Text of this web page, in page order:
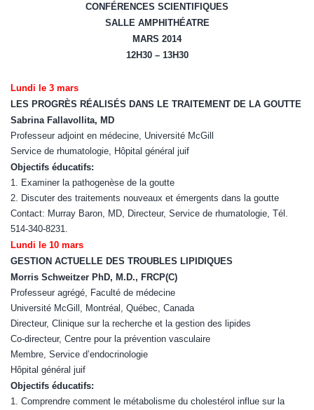
CONFÉRENCES SCIENTIFIQUES
SALLE AMPHITHÉATRE
MARS 2014
12H30 – 13H30
Lundi le 3 mars
LES PROGRÈS RÉALISÉS DANS LE TRAITEMENT DE LA GOUTTE
Sabrina Fallavollita, MD
Professeur adjoint en médecine, Université McGill
Service de rhumatologie, Hôpital général juif
Objectifs éducatifs:
1. Examiner la pathogenèse de la goutte
2. Discuter des traitements nouveaux et émergents dans la goutte
Contact: Murray Baron, MD, Directeur, Service de rhumatologie, Tél.
514-340-8231.
Lundi le 10 mars
GESTION ACTUELLE DES TROUBLES LIPIDIQUES
Morris Schweitzer PhD, M.D., FRCP(C)
Professeur agrégé, Faculté de médecine
Université McGill, Montréal, Québec, Canada
Directeur, Clinique sur la recherche et la gestion des lipides
Co-directeur, Centre pour la prévention vasculaire
Membre, Service d’endocrinologie
Hôpital général juif
Objectifs éducatifs:
1. Comprendre comment le métabolisme du cholestérol influe sur la